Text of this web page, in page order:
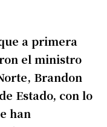
a primera
el ministro
Brandon
Estado, con lo
han